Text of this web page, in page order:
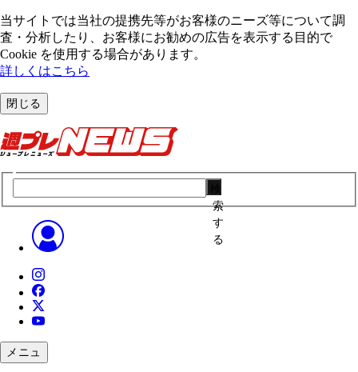
当サイトでは当社の提携先等がお客様のニーズ等について調
査・分析したり、お客様にお勧めの広告を表⽰する⽬的で
Cookie を使⽤する場合があります。
詳しくはこちら
閉じる
索
す
る
メニュ